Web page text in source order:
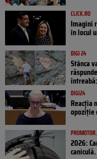
CLICK.RO
Imagini
în locul
DIGI 24
Stânca
DIGI24
Reacția
opoziţie
2026: